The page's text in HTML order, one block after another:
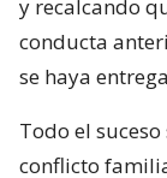
y recalcando
conducta
se haya
Todo el
conflicto